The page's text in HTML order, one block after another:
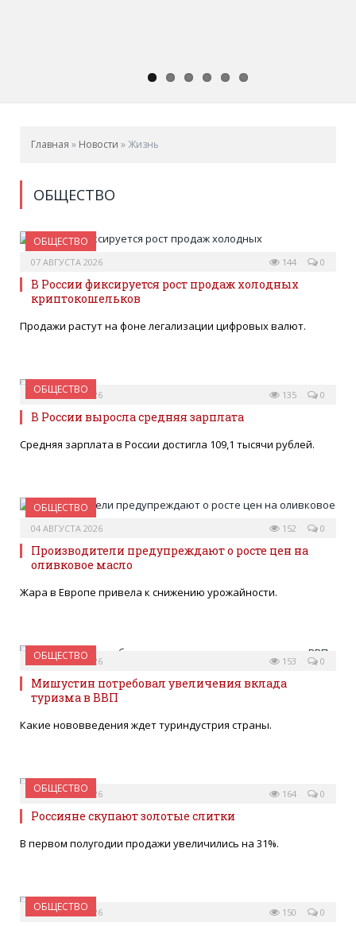
Главная » Новости »Жизнь
ОБЩЕСТВО
ОБЩЕСТВО
07 АВГУСТА 2026 0
144
В России фиксируется рост продаж холодных
криптокошельков
Продажи растут на фоне легализации цифровых валют.
ОБЩЕСТВО
07 АВГУСТА 2026 0
135
В России выросла средняя зарплата
Средняя зарплата в России достигла 109,1 тысячи рублей.
ОБЩЕСТВО
04 АВГУСТА 2026 0
152
Производители предупреждают о росте цен на
оливковое масло
Жара в Европе привела к снижению урожайности.
ОБЩЕСТВО
04 АВГУСТА 2026 0
153
Мишустин потребовал увеличения вклада
туризма в ВВП
Какие нововведения ждет туриндустрия страны.
ОБЩЕСТВО
03 АВГУСТА 2026 0
164
Россияне скупают золотые слитки
В первом полугодии продажи увеличились на 31%.
ОБЩЕСТВО
03 АВГУСТА 2026 0
150